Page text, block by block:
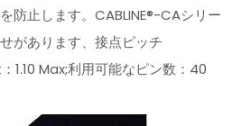
防止します。CABLINE®-CAシリー
があります、接点ピッチ
1.10 Max;利用可能なピン数：40